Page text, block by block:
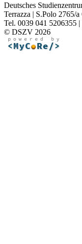
Deutsches
Terrazza | S.Polo 2765/
Tel. 0039 041 5206355
© DSZV 2026